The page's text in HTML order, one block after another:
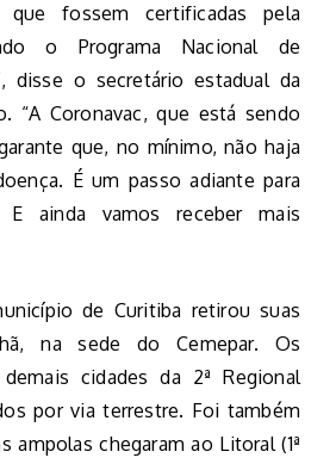
que fossem certificadas pela
o Programa Nacional de
disse o secretário estadual da
“A Coronavac, que está sendo
que, no mínimo, não haja
É um passo adiante para
ainda vamos receber mais
de Curitiba retirou suas
na sede do Cemepar. Os
cidades da 2ª Regional
por via terrestre. Foi também
ampolas chegaram ao Litoral (1ª